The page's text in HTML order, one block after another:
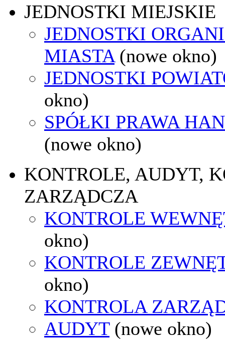
JEDNOSTKI MIEJSKIE
JEDNOSTKI
MIASTA (nowe okno)
JEDNOSTKI
okno)
SPÓŁKI PRAWA
(nowe okno)
KONTROLE, AUDYT,
ZARZĄDCZA
KONTROLE
okno)
KONTROLE
okno)
KONTROLA
AUDYT (nowe okno)